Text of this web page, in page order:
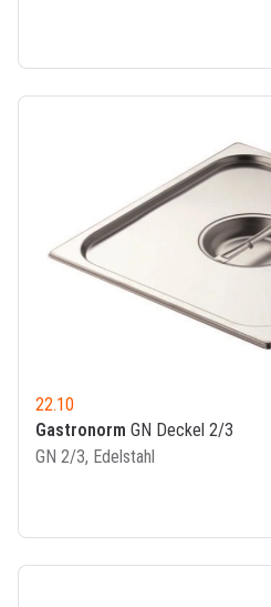
22.10
Gastronorm GN Deckel 2/3
GN 2/3, Edelstahl